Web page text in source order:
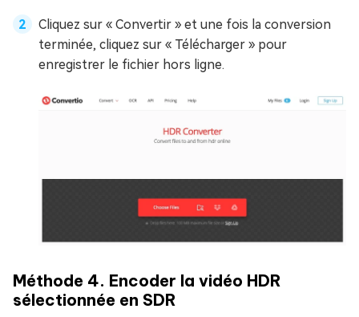
Cliquez sur « Convertir » et une fois la conversion
terminée, cliquez sur « Télécharger » pour
enregistrer le fichier hors ligne.
Méthode 4. Encoder la vidéo HDR
sélectionnée en SDR